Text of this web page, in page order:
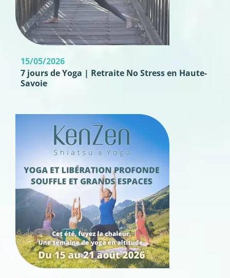
15/05/2026
7 jours de Yoga | Retraite No Stress en Haute-
Savoie